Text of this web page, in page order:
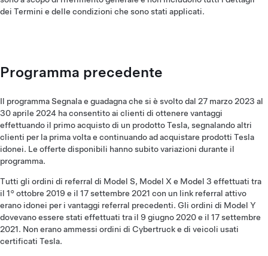
dei Termini e delle condizioni che sono stati applicati.
Programma precedente
Il programma Segnala e guadagna che si è svolto dal 27 marzo 2023 al
30 aprile 2024 ha consentito ai clienti di ottenere vantaggi
effettuando il primo acquisto di un prodotto Tesla, segnalando altri
clienti per la prima volta e continuando ad acquistare prodotti Tesla
idonei. Le offerte disponibili hanno subito variazioni durante il
programma.
Tutti gli ordini di referral di Model S, Model X e Model 3 effettuati tra
il 1° ottobre 2019 e il 17 settembre 2021 con un link referral attivo
erano idonei per i vantaggi referral precedenti. Gli ordini di Model Y
dovevano essere stati effettuati tra il 9 giugno 2020 e il 17 settembre
2021. Non erano ammessi ordini di Cybertruck e di veicoli usati
certificati Tesla.